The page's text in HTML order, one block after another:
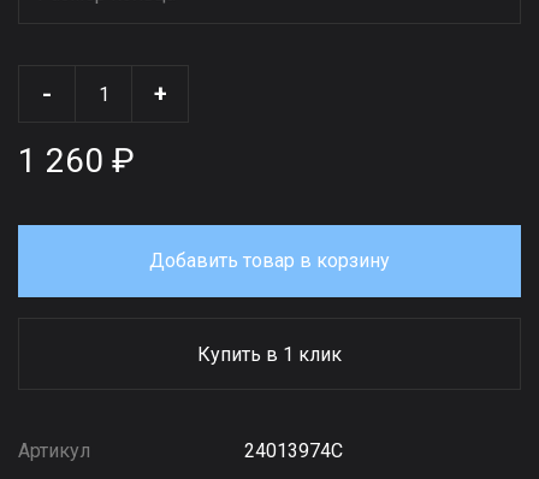
- +
1 260 ₽
Добавить товар в корзину
Купить в 1 клик
Артикул
24013974С